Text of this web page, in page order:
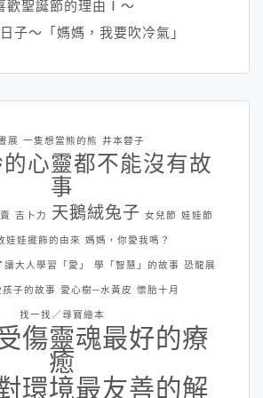
歡聖誕節的理由Ⅰ～
子～「媽媽，我要吹冷氣」
展 一隻想當熊的熊 井本蓉子
心靈都不能沒有故
事
吉卜力 天鵝絨兔子 女兒節 娃娃節
娃娃擺飾的由來 媽媽，你愛我嗎？
大人學習「愛」 學「智慧」的故事 恐龍展
孩子的故事 愛心樹─水黃皮 懷胎十月
找一找／尋寶繪本
傷靈魂最好的療
癒
環境最友善的解